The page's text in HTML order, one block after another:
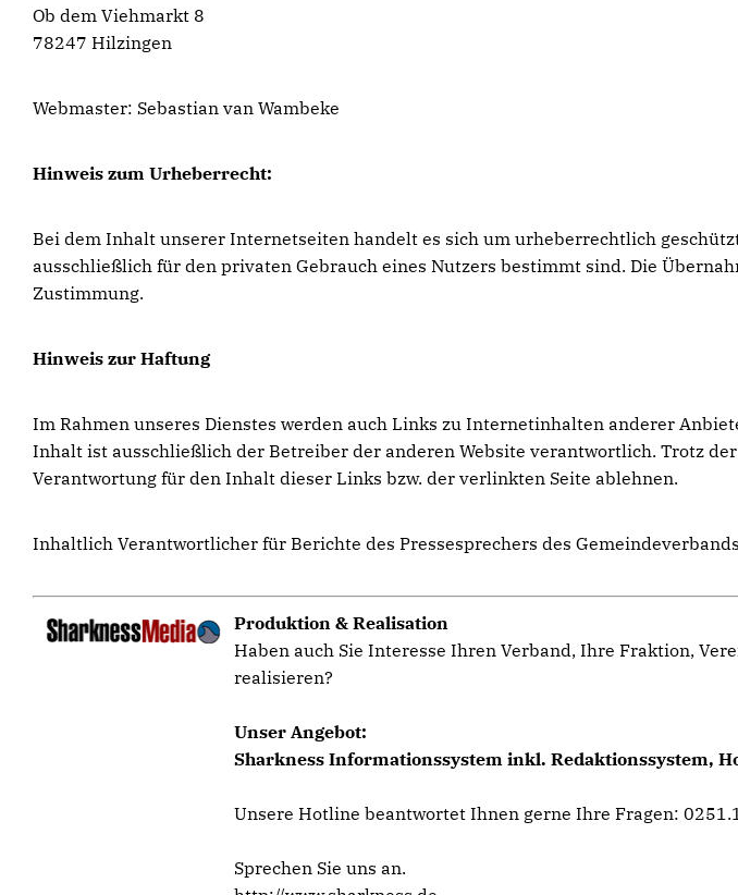
Ob dem Viehmarkt 8
78247 Hilzingen
Webmaster: Sebastian van Wambeke
Hinweis zum Urheberrecht:
Bei dem Inhalt unserer Internetseiten handelt es sich um urheberrechtlich
ausschließlich für den privaten Gebrauch eines Nutzers bestimmt sind. Die
Zustimmung.
Hinweis zur Haftung
Im Rahmen unseres Dienstes werden auch Links zu Internetinhalten anderer
Inhalt ist ausschließlich der Betreiber der anderen Website verantwortlich. Trotz
Verantwortung für den Inhalt dieser Links bzw. der verlinkten Seite ablehnen.
Inhaltlich Verantwortlicher für Berichte des Pressesprechers des
Produktion & Realisation
Haben auch Sie Interesse Ihren Verband, Ihre Fraktion,
realisieren?
Unser Angebot:
Sharkness Informationssystem inkl. Redaktionssystem,
Unsere Hotline beantwortet Ihnen gerne Ihre Fragen:
Sprechen Sie uns an.